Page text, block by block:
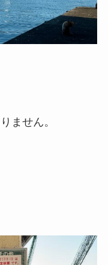
ません。